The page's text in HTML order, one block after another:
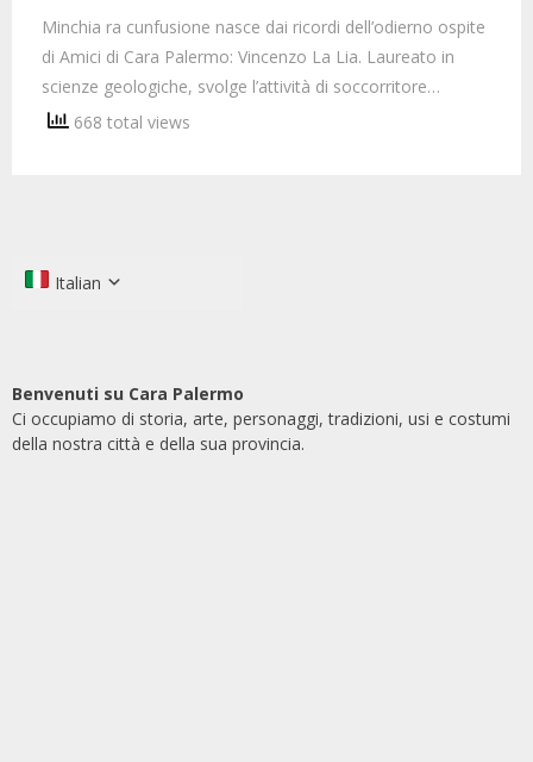
Minchia ra cunfusione nasce dai ricordi dell’odierno ospite
di Amici di Cara Palermo: Vincenzo La Lia. Laureato in
scienze geologiche, svolge l’attività di soccorritore…
668 total views
Italian
Benvenuti su Cara Palermo
Ci occupiamo di storia, arte, personaggi, tradizioni, usi e costumi
della nostra città e della sua provincia.